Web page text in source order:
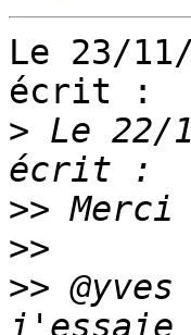
Le 23/
écrit :
> Le 22/
>>
>>
>>